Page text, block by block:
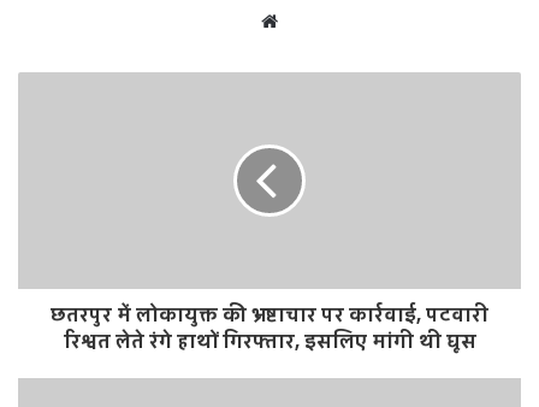
b
छतरपुर में लोकायुक्त की भ्रष्टाचार पर कार्रवाई, पटवारी
रिश्वत लेते रंगे हाथों गिरफ्तार, इसलिए मांगी थी घूस